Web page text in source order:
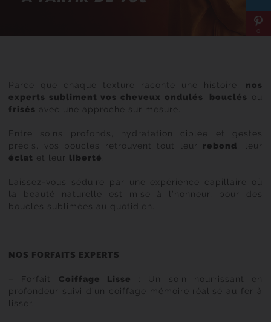
Parce que chaque texture raconte une histoire, nos
experts subliment vos cheveux ondulés
bouclés
ou
frisés
avec une approche sur mesure.
Entre soins profonds, hydratation ciblée et gestes
précis, vos boucles retrouvent tout leur rebond , leur
éclat et leur liberté
Laissez-vous séduire par une expérience capillaire où
la beauté naturelle est mise à l’honneur, pour des
boucles sublimées au quotidien.
NOS FORFAITS EXPERTS
– Forfait Coiffage Lisse
: Un soin nourrissant en
profondeur suivi d’un coiffage mémoire réalisé au fer à
lisser.